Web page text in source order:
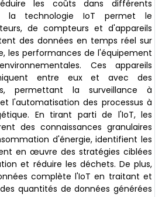
les coûts dans différents
la technologie IoT permet le
de compteurs et d'appareils
des données en temps réel sur
les performances de l'équipement
Ces appareils
entre eux et avec des
permettant la surveillance à
l'automatisation des processus à
En tirant parti de l'IoT, les
des connaissances granulaires
d'énergie, identifient les
en œuvre des stratégies ciblées
et réduire les déchets. De plus,
complète l'IoT en traitant et
quantités de données générées